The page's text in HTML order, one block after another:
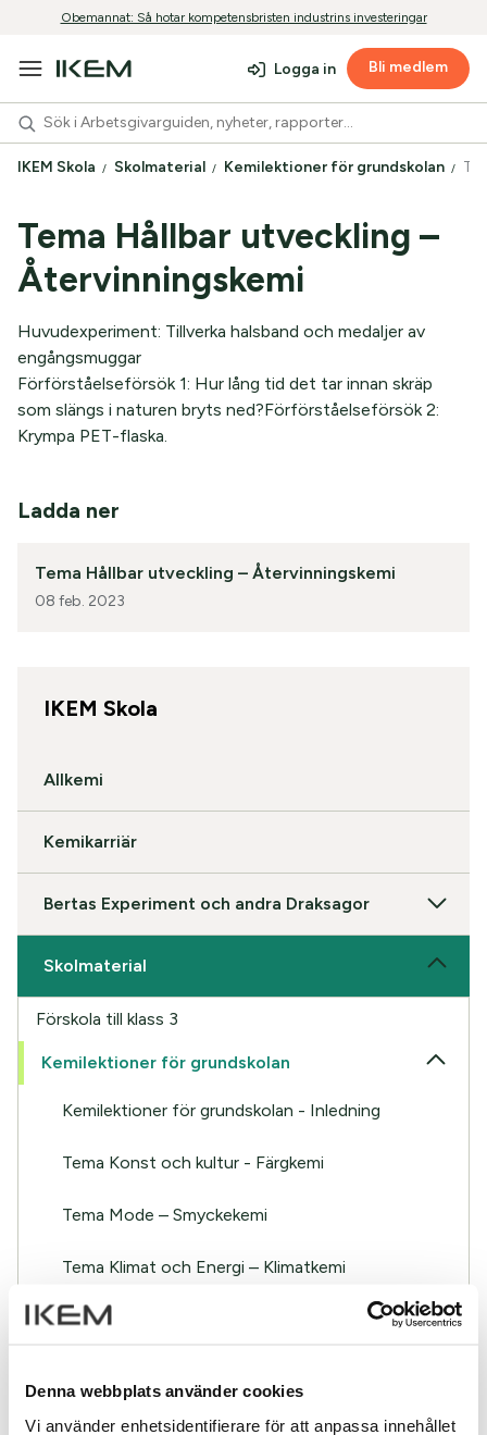
Denna webbplats använder cookies
Vi använder enhetsidentifierare för att anpassa innehållet
Obemannat: Så hotar kompetensbristen industrins investeringar
Logga in Bli medlem
IKEM Skola Skolmaterial Kemilektioner för grundskolan
Tema Hållbar utveckling –
Återvinningskemi
Huvudexperiment: Tillverka halsband och medaljer av
engångsmuggar
Förförståelseförsök 1: Hur lång tid det tar innan skräp
som slängs i naturen bryts ned?Förförståelseförsök 2:
Krympa PET-flaska.
Ladda ner
Tema Hållbar utveckling – Återvinningskemi
08 feb. 2023
IKEM Skola
Allkemi
Kemikarriär
Bertas Experiment och andra Draksagor
Skolmaterial
Förskola till klass 3
Kemilektioner för grundskolan
Kemilektioner för grundskolan - Inledning
Tema Konst och kultur - Färgkemi
Tema Mode – Smyckekemi
Tema Klimat och Energi – Klimatkemi
Tema Industri – Materialkemi
Tema Vatten – Naturkemi